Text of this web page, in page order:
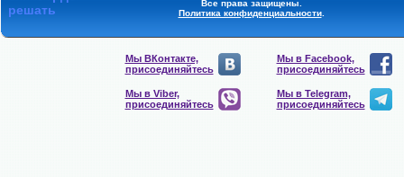
решать
Все права защищены.
Политика конфиденциальности.
Мы ВКонтакте,
присоединяйтесь
Мы в Facebook,
присоединяйтесь
Мы в Viber,
присоединяйтесь
Мы в Telegram,
присоединяйтесь